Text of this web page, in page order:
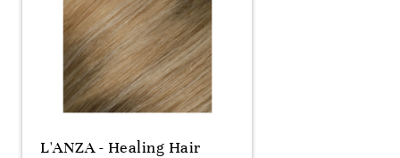
L'ANZA - Healing Hair